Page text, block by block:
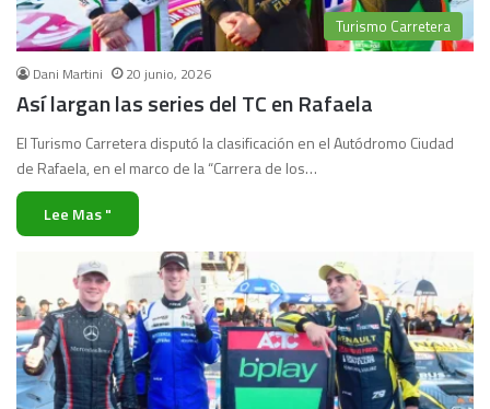
Turismo Carretera
Dani Martini 20 junio, 2026
Así largan las series del TC en Rafaela
El Turismo Carretera disputó la clasificación en el Autódromo Ciudad
de Rafaela, en el marco de la “Carrera de los…
Lee Mas "